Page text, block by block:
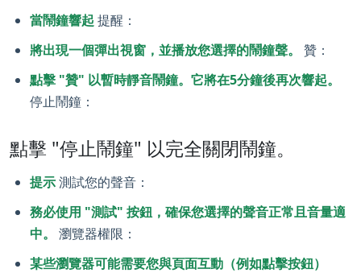
當鬧鐘響起 提醒：
將出現一個彈出視窗，並播放您選擇的鬧鐘聲。
贊：
點擊 "贊" 以暫時靜音鬧鐘。它將在5分鐘後再次響起。
停止鬧鐘：
點擊 "停止鬧鐘" 以完全關閉鬧鐘。
提示測試您的聲音：
務必使用 "測試" 按鈕，確保您選擇的聲音正常且音量適
中。
瀏覽器權限：
某些瀏覽器可能需要您與頁面互動（例如點擊按鈕）